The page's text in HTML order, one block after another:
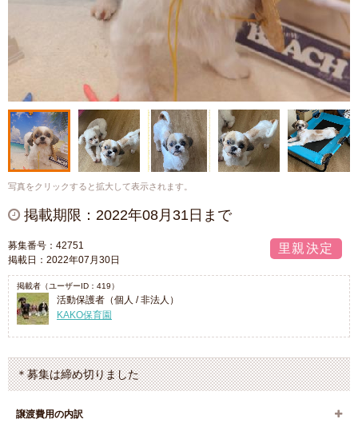
写真をクリックすると拡大して表示されます。
掲載期限：2022年08月31日まで
募集番号：42751
掲載日：2022年07月30日
里親決定
掲載者（ユーザーID：419）
活動保護者（個人 / 非法人）
KAKO保育園
＊募集は締め切りました
譲渡費用の内訳